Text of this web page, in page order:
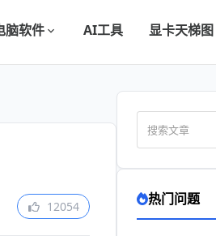
脑软件 AI工具 显卡天梯图
12054 热门问题